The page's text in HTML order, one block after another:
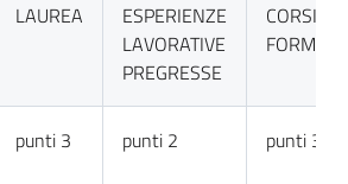
LAUREA
ESPERIENZE
LAVORATIVE
PREGRESSE
CORSI DI
punti 3 punti 2 punti 3